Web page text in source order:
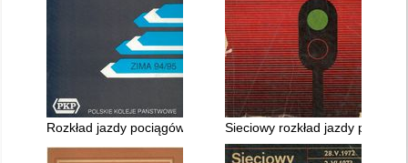
Rozkład jazdy pociągów międzynarodowych 25.09.1994 -
Sieciowy rozkład jazdy